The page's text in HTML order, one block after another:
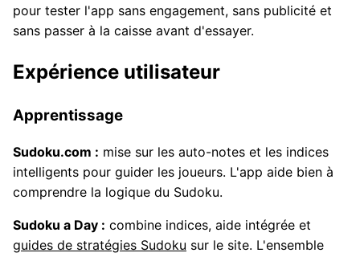
pour tester l'app sans engagement, sans publicité et
sans passer à la caisse avant d'essayer.
Expérience utilisateur
Apprentissage
Sudoku.com : mise sur les auto-notes et les indices
intelligents pour guider les joueurs. L'app aide bien à
comprendre la logique du Sudoku.
Sudoku a Day : combine indices, aide intégrée et
guides de stratégies Sudoku sur le site. L'ensemble